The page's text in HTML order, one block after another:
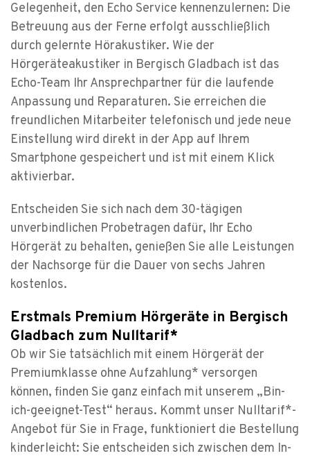
Gelegenheit, den Echo Service kennenzulernen: Die
Betreuung aus der Ferne erfolgt ausschließlich
durch gelernte Hörakustiker. Wie der
Hörgeräteakustiker in Bergisch Gladbach ist das
Echo-Team Ihr Ansprechpartner für die laufende
Anpassung und Reparaturen. Sie erreichen die
freundlichen Mitarbeiter telefonisch und jede neue
Einstellung wird direkt in der App auf Ihrem
Smartphone gespeichert und ist mit einem Klick
aktivierbar.
Entscheiden Sie sich nach dem 30-tägigen
unverbindlichen Probetragen dafür, Ihr Echo
Hörgerät zu behalten, genießen Sie alle Leistungen
der Nachsorge für die Dauer von sechs Jahren
kostenlos.
Erstmals Premium Hörgeräte in Bergisch
Gladbach zum Nulltarif*
Ob wir Sie tatsächlich mit einem Hörgerät der
Premiumklasse ohne Aufzahlung* versorgen
können, finden Sie ganz einfach mit unserem „Bin-
ich-geeignet-Test“ heraus. Kommt unser Nulltarif*-
Angebot für Sie in Frage, funktioniert die Bestellung
kinderleicht: Sie entscheiden sich zwischen dem In-